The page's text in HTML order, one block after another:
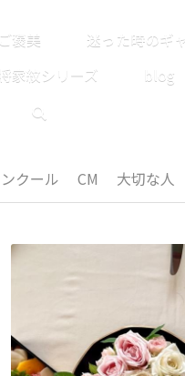
褒美
迷った時のギ
家紋シリーズ
blog
クール CM 大切な人